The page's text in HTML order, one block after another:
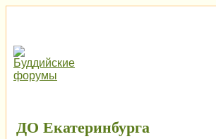
ДО Екатеринбурга